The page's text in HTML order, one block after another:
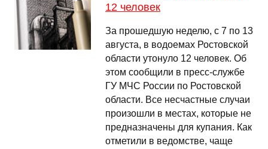
12 человек
За прошедшую неделю, с 7 по 13
августа, в водоемах Ростовской
области утонуло 12 человек. Об
этом сообщили в пресс-службе
ГУ МЧС России по Ростовской
области. Все несчастные случаи
произошли в местах, которые не
предназначены для купания. Как
отметили в ведомстве, чаще